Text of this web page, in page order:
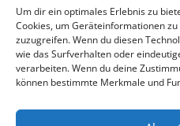
Um dir ein optimales Erlebnis zu
Cookies, um Geräteinformationen
zuzugreifen. Wenn du diesen
wie das Surfverhalten oder
verarbeiten. Wenn du deine
können bestimmte Merkmale und
MIT ❤ FÜR MALTESER
Malteser
Rasseinfos